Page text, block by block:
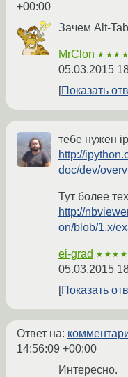
+00:00
Зачем Alt-
MrClon
05.03.2015
Показать
тебе нужен
http://
doc/dev/
Тут более
http://
on/blob/1.x/
ei-grad
05.03.2015
Показать
Ответ на:
14:56:09 +00:00
Интересно.